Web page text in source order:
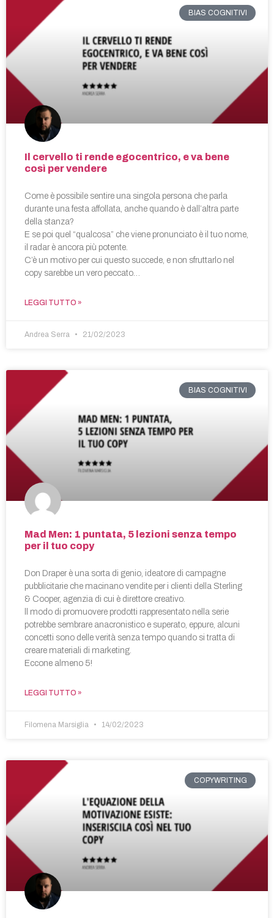
BIAS COGNITIVI
Il cervello ti rende egocentrico, e va bene
così per vendere
Come è possibile sentire una singola persona che parla
durante una festa affollata, anche quando è dall’altra parte
della stanza?
E se poi quel “qualcosa” che viene pronunciato è il tuo nome,
il radar è ancora più potente.
C’è un motivo per cui questo succede, e non sfruttarlo nel
copy sarebbe un vero peccato…
LEGGI TUTTO »
Andrea Serra 21/02/2023
BIAS COGNITIVI
Mad Men: 1 puntata, 5 lezioni senza tempo
per il tuo copy
Don Draper è una sorta di genio, ideatore di campagne
pubblicitarie che macinano vendite per i clienti della Sterling
& Cooper, agenzia di cui è direttore creativo.
ll modo di promuovere prodotti rappresentato nella serie
potrebbe sembrare anacronistico e superato, eppure, alcuni
concetti sono delle verità senza tempo quando si tratta di
creare materiali di marketing.
Eccone almeno 5!
LEGGI TUTTO »
Filomena Marsiglia 14/02/2023
COPYWRITING